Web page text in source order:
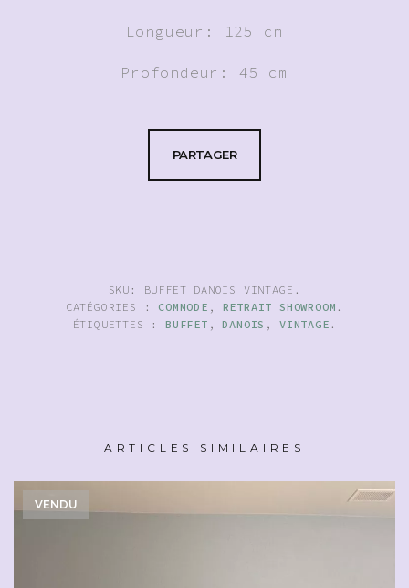
Longueur: 125 cm
Profondeur: 45 cm
PARTAGER
SKU: BUFFET DANOIS VINTAGE .
CATÉGORIES : COMMODE , RETRAIT SHOWROOM .
ÉTIQUETTES :BUFFET ,DANOIS , VINTAGE .
ARTICLES SIMILAIRES
VENDU